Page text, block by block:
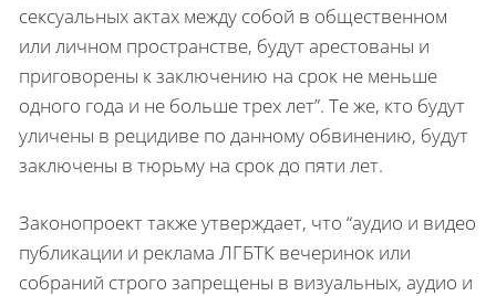
сексуальных актах между собой в общественном
или личном пространстве, будут арестованы и
приговорены к заключению на срок не меньше
одного года и не больше трех лет”. Те же, кто будут
уличены в рецидиве по данному обвинению, будут
заключены в тюрьму на срок до пяти лет.
Законопроект также утверждает, что “аудио и видео
публикации и реклама ЛГБТК вечеринок или
собраний строго запрещены в визуальных, аудио и